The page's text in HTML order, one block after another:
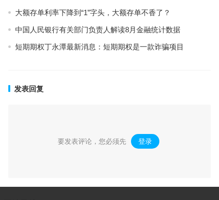
大额存单利率下降到“1”字头，大额存单不香了？
中国人民银行有关部门负责人解读8月金融统计数据
短期期权丁永潭最新消息：短期期权是一款诈骗项目
发表回复
要发表评论，您必须先 登录 。